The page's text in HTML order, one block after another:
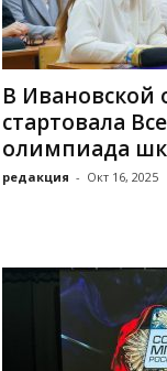
В Ивановской
стартовала
олимпиада
редакция - Окт 16, 2025